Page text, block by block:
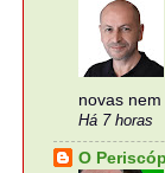
novas
Há 7 horas
O